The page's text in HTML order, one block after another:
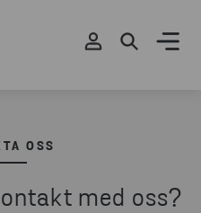
OSS
med oss?